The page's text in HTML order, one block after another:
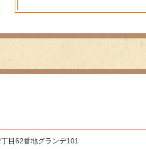
目62番地グランデ101